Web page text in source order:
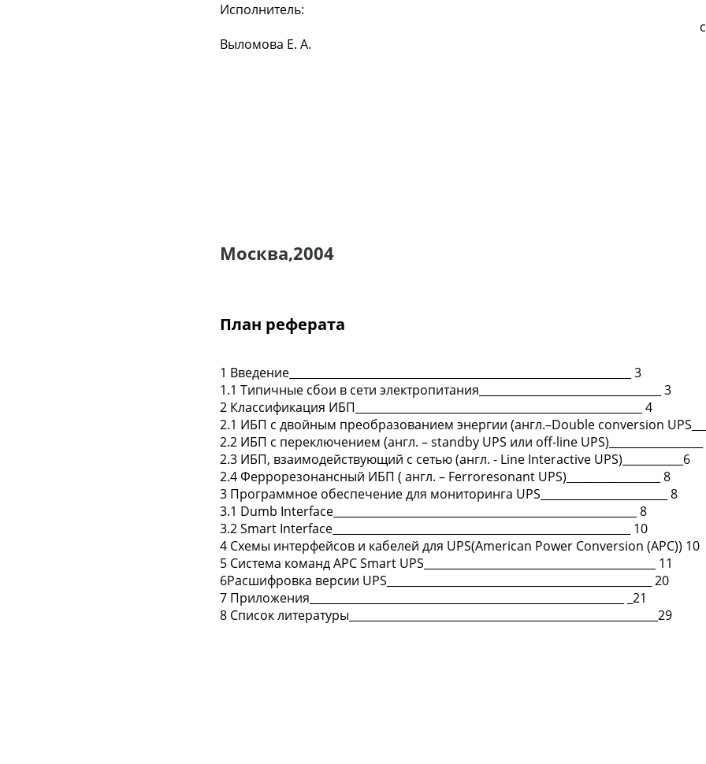
Исполнитель:
Выломова Е. А.
Москва,2004
План реферата
1 Введение______________________________________________________________ 3
1.1 Типичные сбои в сети электропитания_________________________________ 3
2 Классификация ИБП____________________________________________________ 4
2.1 ИБП с двойным преобразованием энергии (англ.–Double conversion
2.2 ИБП с переключением (англ. – standby UPS или off-line UPS)_________________
2.3 ИБП, взаимодействующий с сетью (англ. - Line Interactive UPS)___________6
2.4 Феррорезонансный ИБП ( англ. – Ferroresonant UPS)_________________ 8
3 Программное обеспечение для мониторинга UPS_______________________ 8
3.1 Dumb Interface_______________________________________________________ 8
3.2 Smart Interface______________________________________________________ 10
4 Схемы интеpфейсов и кабелей для UPS(American Power Conversion (APC)) 10
5 Система команд APC Smart UPS__________________________________________ 11
6Расшифровка версии UPS________________________________________________ 20
7 Приложения_________________________________________________________ _21
8 Список литературы________________________________________________________29